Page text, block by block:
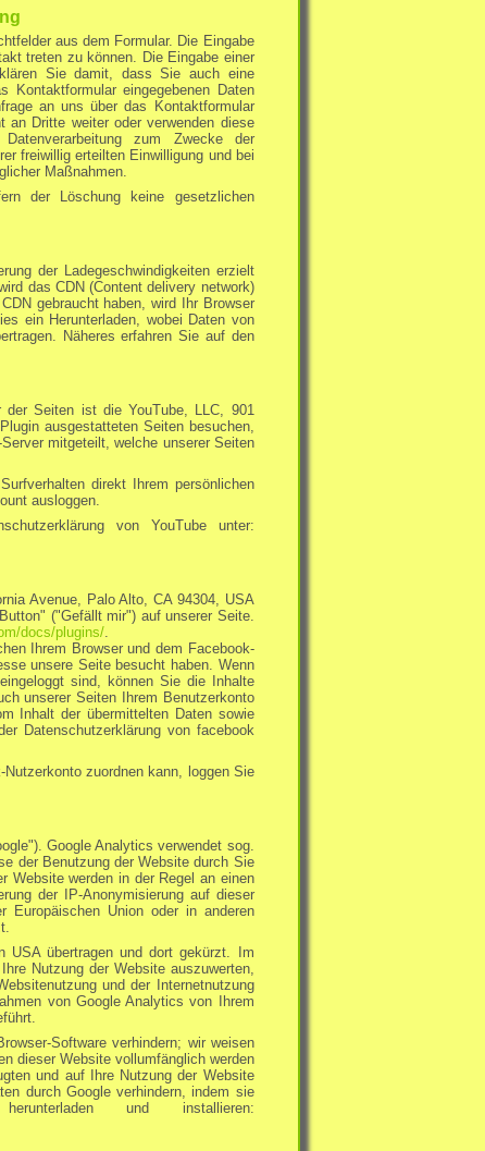
aus dem Formular. Die Eingabe
treten zu können. Die Eingabe einer
Sie damit, dass Sie auch eine
eingegebenen Daten
an uns über das Kontaktformular
an Dritte weiter oder verwenden diese
zum Zwecke der
freiwillig erteilten Einwilligung und bei
Maßnahmen.
der Löschung keine gesetzlichen
der Ladegeschwindigkeiten erzielt
das CDN (Content delivery network)
gebraucht haben, wird Ihr Browser
ein Herunterladen, wobei Daten von
Näheres erfahren Sie auf den
der Seiten ist die YouTube, LLC, 901
ausgestatteten Seiten besuchen,
mitgeteilt, welche unserer Seiten
direkt Ihrem persönlichen
ausloggen.
von YouTube unter:
Avenue, Palo Alto, CA 94304, USA
("Gefällt mir") auf unserer Seite.
docs/plugins/.
Ihrem Browser und dem Facebook-
unsere Seite besucht haben. Wenn
sind, können Sie die Inhalte
unserer Seiten Ihrem Benutzerkonto
Inhalt der übermittelten Daten sowie
Datenschutzerklärung von facebook
zuordnen kann, loggen Sie
Google Analytics verwendet sog.
der Benutzung der Website durch Sie
Website werden in der Regel an einen
der IP-Anonymisierung auf dieser
Europäischen Union oder in anderen
USA übertragen und dort gekürzt. Im
Nutzung der Website auszuwerten,
und der Internetnutzung
von Google Analytics von Ihrem
Software verhindern; wir weisen
dieser Website vollumfänglich werden
und auf Ihre Nutzung der Website
durch Google verhindern, indem sie
und installieren: